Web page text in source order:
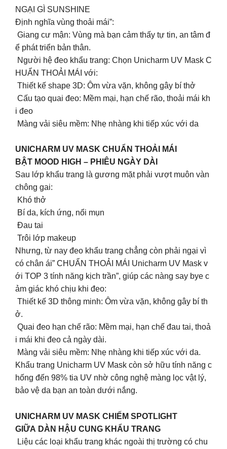
NGẠI GÌ SUNSHINE
Định nghĩa vùng thoải mái”:
Giang cư mận: Vùng mà bạn cảm thấy tự tin, an tâm đ
ể phát triển bản thân.
Người hệ đeo khẩu trang: Chọn Unicharm UV Mask C
HUẨN THOẢI MÁI với:
Thiết kế shape 3D: Ôm vừa vặn, không gây bí thở
Cấu tạo quai đeo: Mềm mại, hạn chế rão, thoải mái kh
i đeo
Màng vải siêu mềm: Nhẹ nhàng khi tiếp xúc với da
UNICHARM UV MASK CHUẨN THOẢI MÁI
BẬT MOOD HIGH – PHIÊU NGÀY DÀI
Sau lớp khẩu trang là gương mặt phải vượt muôn vàn
chông gai:
Khó thở
Bí da, kích ứng, nổi mụn
Đau tai
Trôi lớp makeup
Nhưng, từ nay đeo khẩu trang chẳng còn phải ngại vì
có chân ái” CHUẨN THOẢI MÁI Unicharm UV Mask v
ới TOP 3 tính năng kịch trần”, giúp các nàng say bye c
ảm giác khó chịu khi đeo:
Thiết kế 3D thông minh: Ôm vừa vặn, không gây bí th
ở.
Quai đeo hạn chế rão: Mềm mại, hạn chế đau tai, thoả
i mái khi đeo cả ngày dài.
Màng vải siêu mềm: Nhẹ nhàng khi tiếp xúc với da.
Khẩu trang Unicharm UV Mask còn sở hữu tính năng c
hống đến 98% tia UV nhờ công nghệ màng lọc vật lý,
bảo vệ da bạn an toàn dưới nắng.
UNICHARM UV MASK CHIẾM SPOTLIGHT
GIỮA DÀN HẬU CUNG KHẨU TRANG
Liệu các loại khẩu trang khác ngoài thị trường có chu